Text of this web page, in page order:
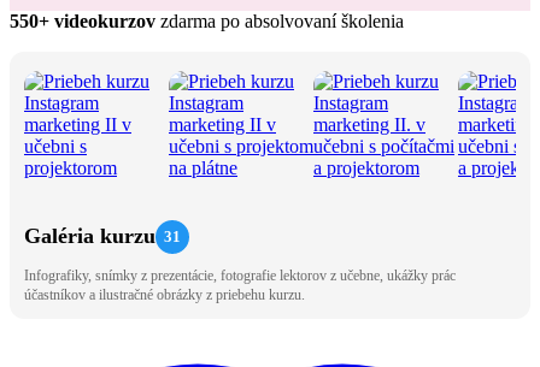
550+ videokurzov zdarma po absolvovaní školenia
Galéria kurzu 31
Infografiky, snímky z prezentácie, fotografie lektorov z učebne, ukážky prác
účastníkov a ilustračné obrázky z priebehu kurzu.